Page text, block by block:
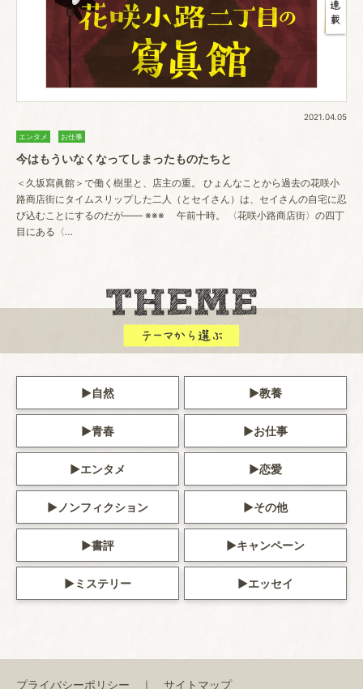
2021.04.05
エンタメ お仕事
今はもういなくなってしまったものたちと
＜久坂寫眞館＞で働く樹里と、店主の重。 ひょんなことから過去の花咲小
路商店街にタイムスリップした二人（とセイさん）は、セイさんの自宅に忍
び込むことにするのだが―― ※※※ 午前十時。 〈花咲小路商店街〉の四丁
目にある〈…
自然 教養
青春 お仕事
エンタメ 恋愛
ノンフィクション その他
書評 キャンペーン
ミステリー エッセイ
プライバシーポリシー サイトマップ